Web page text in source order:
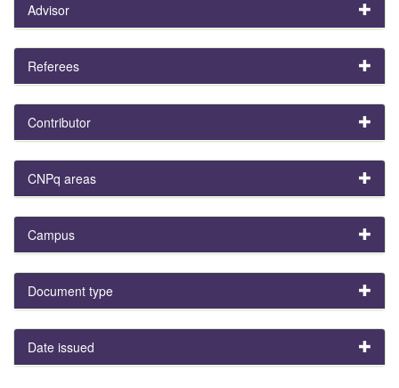
Advisor
Referees
Contributor
CNPq areas
Campus
Document type
Date issued